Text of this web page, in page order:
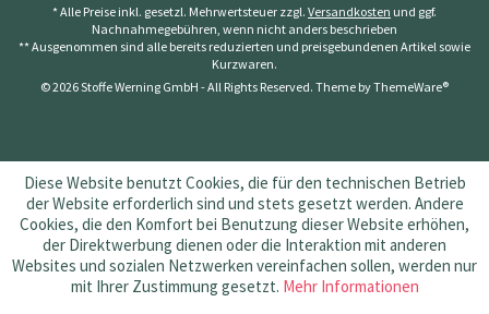
* Alle Preise inkl. gesetzl. Mehrwertsteuer zzgl. Versandkosten und ggf.
Nachnahmegebühren, wenn nicht anders beschrieben
** Ausgenommen sind alle bereits reduzierten und preisgebundenen Artikel sowie
Kurzwaren.
© 2026 Stoffe Werning GmbH - All Rights Reserved. Theme byThemeWare®
Diese Website benutzt Cookies, die für den technischen Betrieb
der Website erforderlich sind und stets gesetzt werden. Andere
Cookies, die den Komfort bei Benutzung dieser Website erhöhen,
der Direktwerbung dienen oder die Interaktion mit anderen
Websites und sozialen Netzwerken vereinfachen sollen, werden nur
mit Ihrer Zustimmung gesetzt. Mehr Informationen